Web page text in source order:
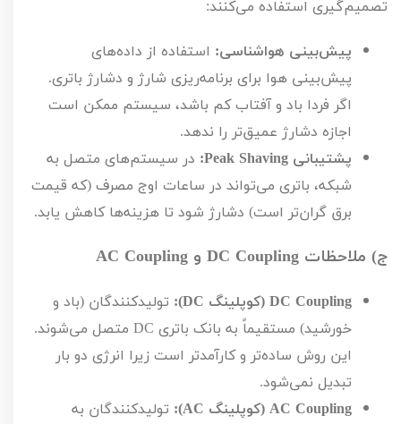
تصمیم‌گیری استفاده می‌کنند:
پیش‌بینی هواشناسی: استفاده از داده‌های
پیش‌بینی هوا برای برنامه‌ریزی شارژ و دشارژ باتری.
اگر فردا باد و آفتاب کم باشد، سیستم ممکن است
اجازه دشارژ عمیق‌تر را ندهد.
پشتیبانی Peak Shaving
: در سیستم‌های متصل به
شبکه، باتری می‌تواند در ساعات اوج مصرف (که قیمت
برق گران‌تر است) دشارژ شود تا هزینه‌ها کاهش یابد.
ج) ملاحظات DC Coupling و AC Coupling
DC Coupling (کوپلینگ DC
): تولیدکنندگان (باد و
خورشید) مستقیماً به بانک باتری DC متصل می‌شوند.
این روش ساده‌تر و کارآمدتر است زیرا انرژی دو بار
تبدیل نمی‌شود.
AC Coupling (کوپلینگ AC
): تولیدکنندگان به